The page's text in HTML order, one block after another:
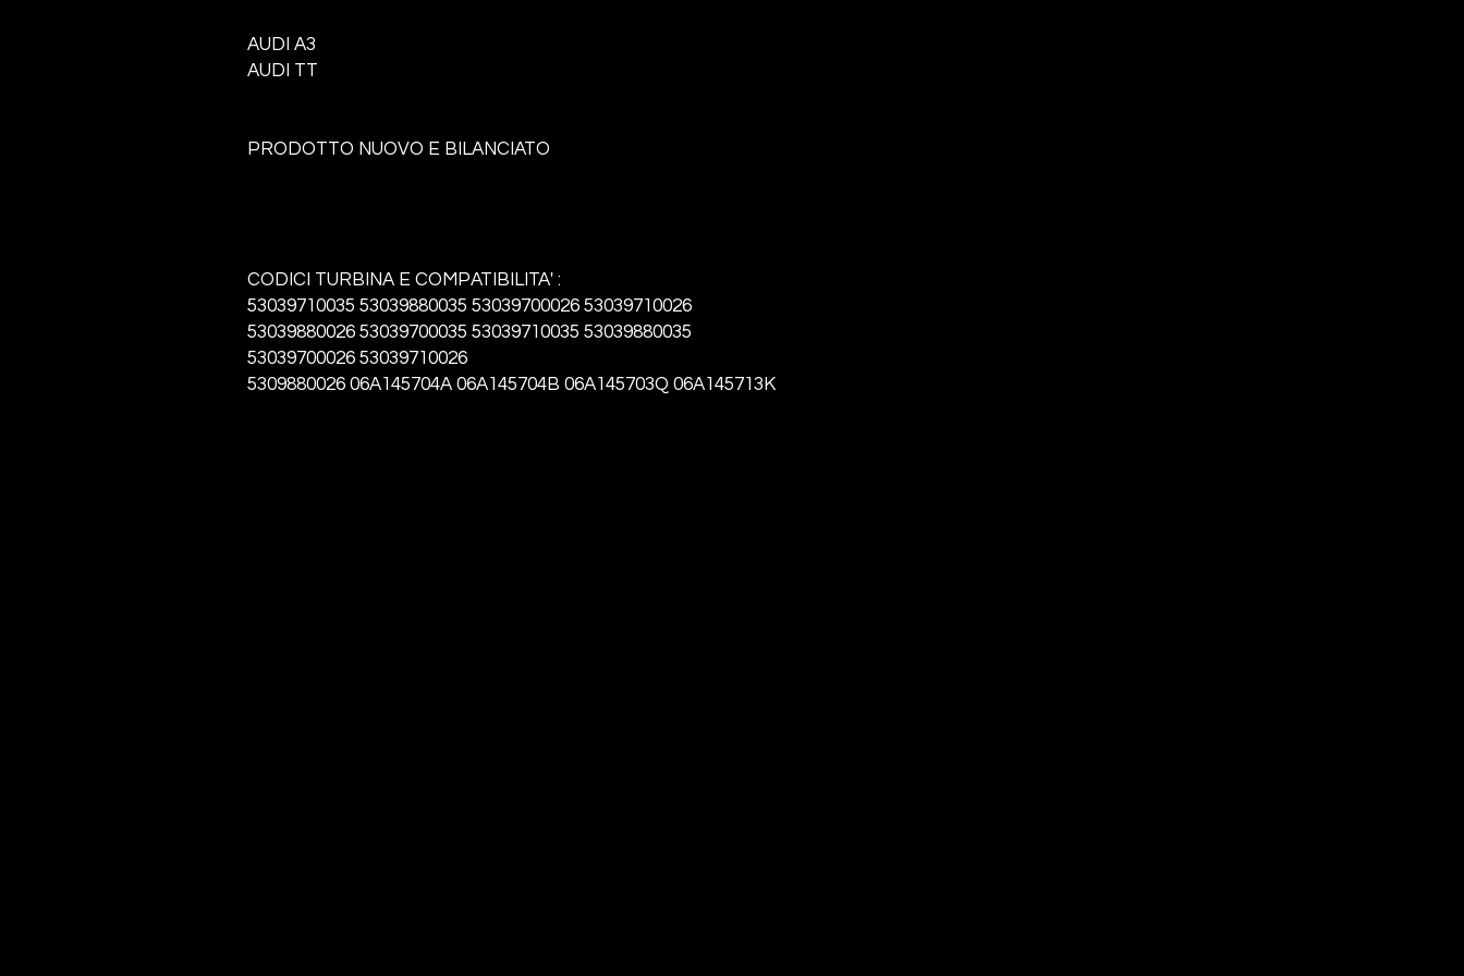
AUDI A3
AUDI TT
PRODOTTO NUOVO E BILANCIATO
CODICI TURBINA E COMPATIBILITA' :
53039710035 53039880035 53039700026 53039710026
53039880026 53039700035 53039710035 53039880035
53039700026 53039710026
5309880026 06A145704A 06A145704B 06A145703Q 06A145713K